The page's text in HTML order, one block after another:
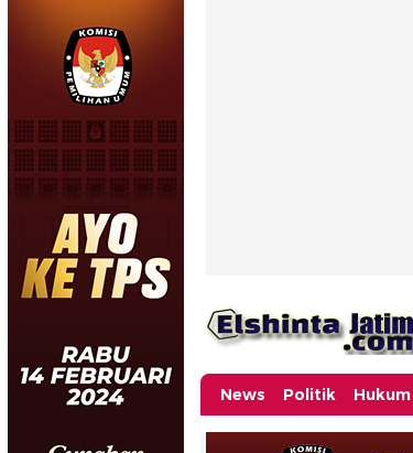
News Politik Hukum